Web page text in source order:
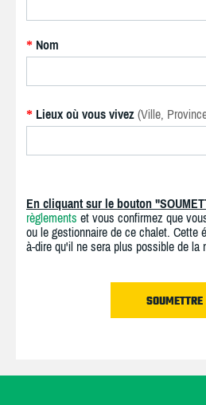
* Nom
* Lieux où vous vivez (Ville,
En cliquant sur le bouton
règlements et vous confirmez que
ou le gestionnaire de ce chalet. Cette
à-dire qu'il ne sera plus possible de la